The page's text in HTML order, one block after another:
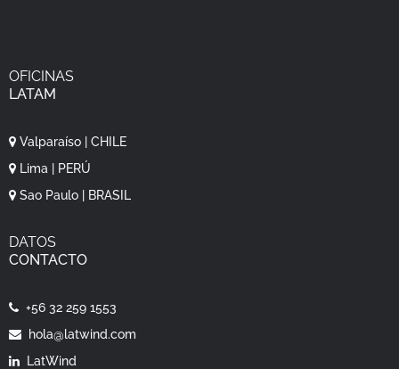
OFICINAS
LATAM
Valparaíso | CHILE
Lima | PERÚ
Sao Paulo | BRASIL
DATOS
CONTACTO
+56 32 259 1553
hola@latwind.com
LatWind